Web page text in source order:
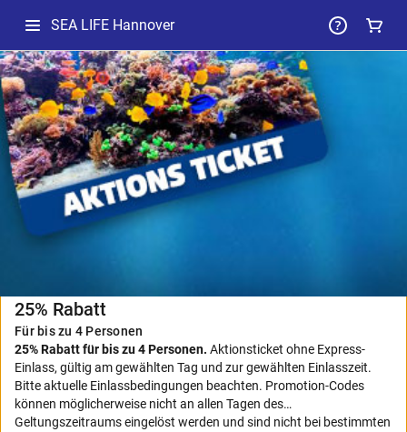
SEA LIFE Hannover
-
Ausgewähltes
Paket
25% Rabatt
Für bis zu 4 Personen
25% Rabatt für bis zu 4 Personen. Aktionsticket ohne Express-
Einlass, gültig am gewählten Tag und zur gewählten Einlasszeit.
Bitte aktuelle Einlassbedingungen beachten. Promotion-Codes
können möglicherweise nicht an allen Tagen des
Geltungszeitraums eingelöst werden und sind nicht bei bestimmten